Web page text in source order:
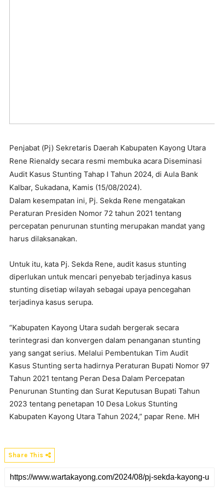
Penjabat (Pj) Sekretaris Daerah Kabupaten Kayong Utara
Rene Rienaldy secara resmi membuka acara Diseminasi
Audit Kasus Stunting Tahap I Tahun 2024, di Aula Bank
Kalbar, Sukadana, Kamis (15/08/2024).
Dalam kesempatan ini, Pj. Sekda Rene mengatakan
Peraturan Presiden Nomor 72 tahun 2021 tentang
percepatan penurunan stunting merupakan mandat yang
harus dilaksanakan.
Untuk itu, kata Pj. Sekda Rene, audit kasus stunting
diperlukan untuk mencari penyebab terjadinya kasus
stunting disetiap wilayah sebagai upaya pencegahan
terjadinya kasus serupa.
“Kabupaten Kayong Utara sudah bergerak secara
terintegrasi dan konvergen dalam penanganan stunting
yang sangat serius. Melalui Pembentukan Tim Audit
Kasus Stunting serta hadirnya Peraturan Bupati Nomor 97
Tahun 2021 tentang Peran Desa Dalam Percepatan
Penurunan Stunting dan Surat Keputusan Bupati Tahun
2023 tentang penetapan 10 Desa Lokus Stunting
Kabupaten Kayong Utara Tahun 2024,” papar Rene. MH
Share This